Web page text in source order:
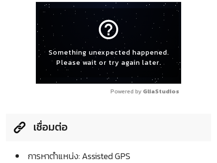
help_outline
Something unexpected happened.
Please wait or try again later.
Powered by GliaStudios
เชื่อมต่อ
การหาตำแหน่ง: Assisted GPS